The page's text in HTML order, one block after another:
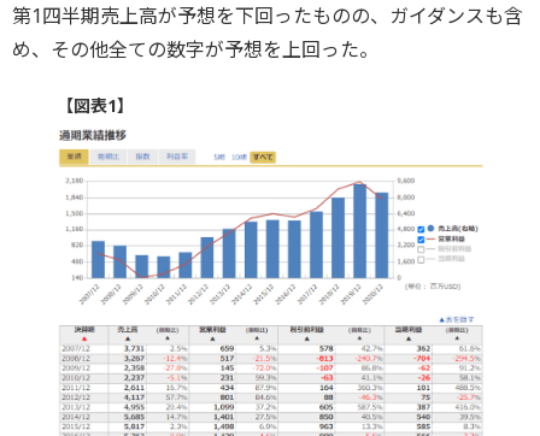
第1四半期売上高が予想を下回ったものの、ガイダンスも含
め、その他全ての数字が予想を上回った。
【図表1】